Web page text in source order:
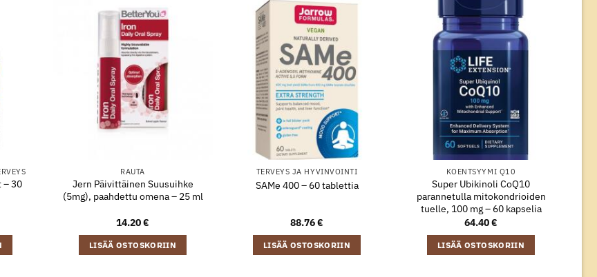
– 30
RAUTA
Jern Päivittäinen Suusuihke
(5mg), paahdettu omena – 25 ml
14.20€
LISÄÄ OSTOSKORIIN
TERVEYS JA HYVINVOINTI
SAMe 400 – 60 tablettia
88.76€
LISÄÄ OSTOSKORIIN
KOENTSYYMI Q10
Super Ubikinoli CoQ10
parannetulla mitokondrioiden
tuelle, 100 mg – 60 kapselia
64.40€
LISÄÄ OSTOSKORIIN